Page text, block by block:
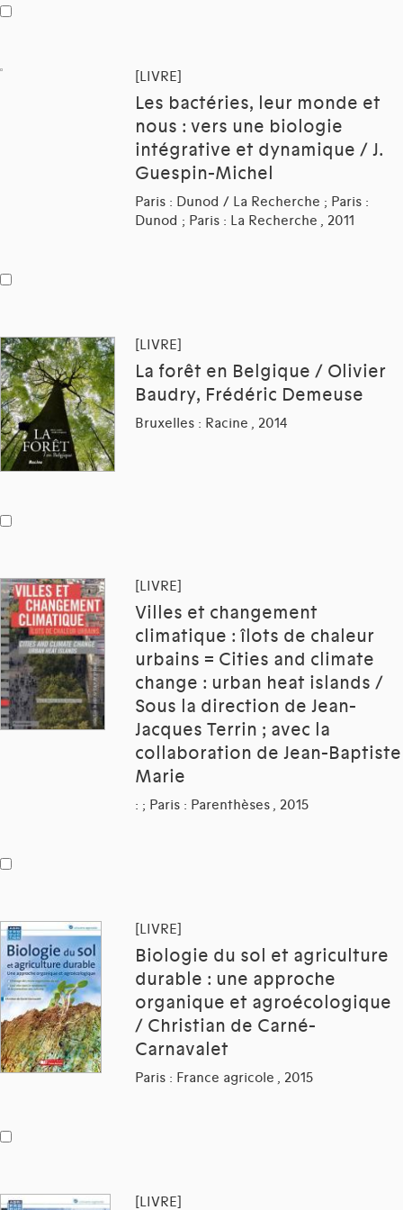
[LIVRE]
Les bactéries, leur monde et
nous : vers une biologie
intégrative et dynamique / J.
Guespin-Michel
Paris : Dunod / La Recherche ; Paris :
Dunod ; Paris : La Recherche , 2011
[LIVRE]
La forêt en Belgique / Olivier
Baudry, Frédéric Demeuse
Bruxelles : Racine , 2014
[LIVRE]
Villes et changement
climatique : îlots de chaleur
urbains = Cities and climate
change : urban heat islands /
Sous la direction de Jean-
Jacques Terrin ; avec la
collaboration de Jean-Baptiste
Marie
: ; Paris : Parenthèses , 2015
[LIVRE]
Biologie du sol et agriculture
durable : une approche
organique et agroécologique
/ Christian de Carné-
Carnavalet
Paris : France agricole , 2015
[LIVRE]